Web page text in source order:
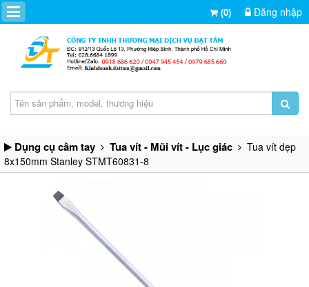
(0) Đăng nhập
Dụng cụ cầm tay Tua vít - Mũi vít - Lục giác
Tua vít dẹp
8x150mm Stanley STMT60831-8